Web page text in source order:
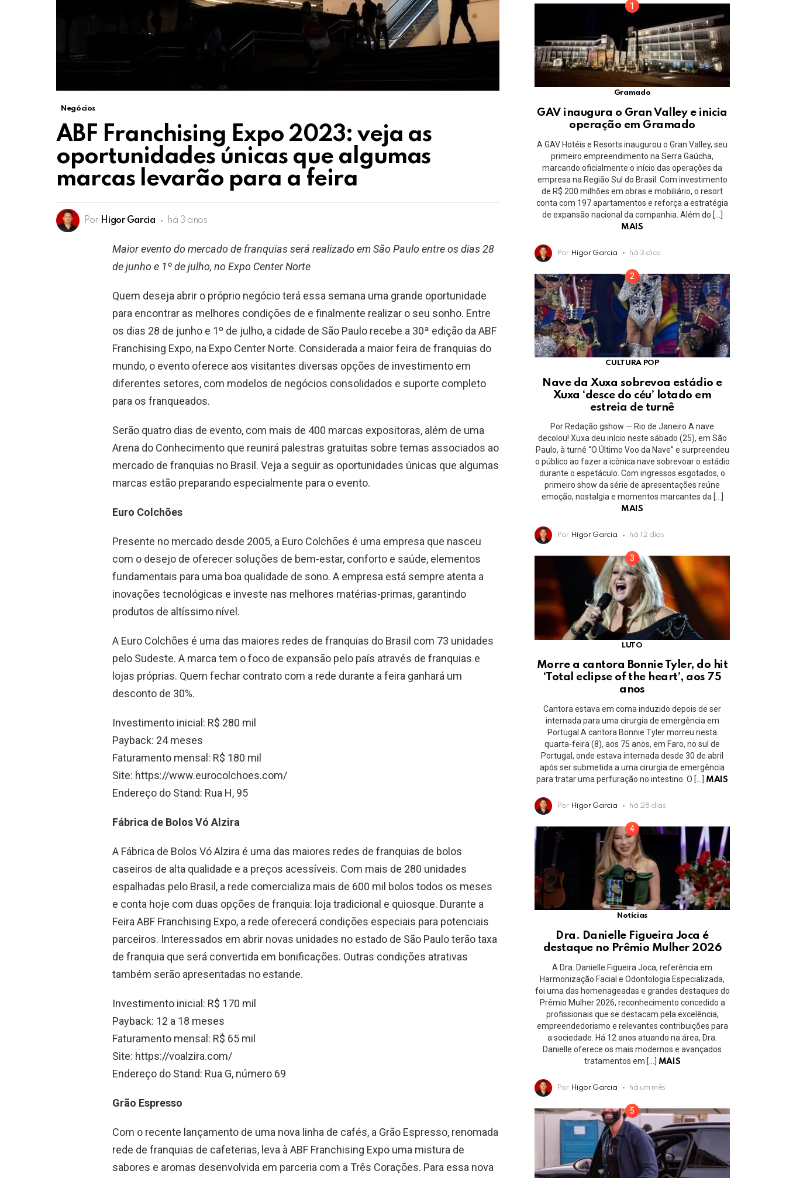
Negócios
ABF Franchising Expo 2023: veja as
oportunidades únicas que algumas
marcas levarão para a feira
Por Higor Garcia há 3 anos
Maior evento do mercado de franquias será realizado em São Paulo entre os dias 28
de junho e 1º de julho, no Expo Center Norte
Quem deseja abrir o próprio negócio terá essa semana uma grande oportunidade
para encontrar as melhores condições de e finalmente realizar o seu sonho. Entre
os dias 28 de junho e 1º de julho, a cidade de São Paulo recebe a 30ª edição da ABF
Franchising Expo, na Expo Center Norte. Considerada a maior feira de franquias do
mundo, o evento oferece aos visitantes diversas opções de investimento em
diferentes setores, com modelos de negócios consolidados e suporte completo
para os franqueados.
Serão quatro dias de evento, com mais de 400 marcas expositoras, além de uma
Arena do Conhecimento que reunirá palestras gratuitas sobre temas associados ao
mercado de franquias no Brasil. Veja a seguir as oportunidades únicas que algumas
marcas estão preparando especialmente para o evento.
Euro Colchões
Presente no mercado desde 2005, a Euro Colchões é uma empresa que nasceu
com o desejo de oferecer soluções de bem-estar, conforto e saúde, elementos
fundamentais para uma boa qualidade de sono. A empresa está sempre atenta a
inovações tecnológicas e investe nas melhores matérias-primas, garantindo
produtos de altíssimo nível.
A Euro Colchões é uma das maiores redes de franquias do Brasil com 73 unidades
pelo Sudeste. A marca tem o foco de expansão pelo país através de franquias e
lojas próprias. Quem fechar contrato com a rede durante a feira ganhará um
desconto de 30%.
Investimento inicial: R$ 280 mil
Payback: 24 meses
Faturamento mensal: R$ 180 mil
Site: https://www.eurocolchoes.com/
Endereço do Stand: Rua H, 95
Fábrica de Bolos Vó Alzira
A Fábrica de Bolos Vó Alzira é uma das maiores redes de franquias de bolos
caseiros de alta qualidade e a preços acessíveis. Com mais de 280 unidades
espalhadas pelo Brasil, a rede comercializa mais de 600 mil bolos todos os meses
e conta hoje com duas opções de franquia: loja tradicional e quiosque. Durante a
Feira ABF Franchising Expo, a rede oferecerá condições especiais para potenciais
parceiros. Interessados em abrir novas unidades no estado de São Paulo terão taxa
de franquia que será convertida em bonificações. Outras condições atrativas
também serão apresentadas no estande.
Investimento inicial: R$ 170 mil
Payback: 12 a 18 meses
Faturamento mensal: R$ 65 mil
Site: https://voalzira.com/
Endereço do Stand: Rua G, número 69
Grão Espresso
Com o recente lançamento de uma nova linha de cafés, a Grão Espresso, renomada
rede de franquias de cafeterias, leva à ABF Franchising Expo uma mistura de
sabores e aromas desenvolvida em parceria com a Três Corações. Para essa nova
Gramado
GAV inaugura o Gran Valley e inicia
operação em Gramado
A GAV Hotéis e Resorts inaugurou o Gran Valley, seu
primeiro empreendimento na Serra Gaúcha,
marcando oficialmente o início das operações da
empresa na Região Sul do Brasil. Com investimento
de R$ 200 milhões em obras e mobiliário, o resort
conta com 197 apartamentos e reforça a estratégia
de expansão nacional da companhia. Além do […]
MAIS
Por Higor Garcia há 3 dias
CULTURA POP
Nave da Xuxa sobrevoa estádio e
Xuxa ‘desce do céu’ lotado em
estreia de turnê
Por Redação gshow — Rio de Janeiro A nave
decolou! Xuxa deu início neste sábado (25), em São
Paulo, à turnê “O Último Voo da Nave” e surpreendeu
o público ao fazer a icônica nave sobrevoar o estádio
durante o espetáculo. Com ingressos esgotados, o
primeiro show da série de apresentações reúne
emoção, nostalgia e momentos marcantes da […]
MAIS
Por Higor Garcia há 12 dias
LUTO
Morre a cantora Bonnie Tyler, do hit
‘Total eclipse of the heart’, aos 75
anos
Cantora estava em coma induzido depois de ser
internada para uma cirurgia de emergência em
Portugal A cantora Bonnie Tyler morreu nesta
quarta-feira (8), aos 75 anos, em Faro, no sul de
Portugal, onde estava internada desde 30 de abril
após ser submetida a uma cirurgia de emergência
para tratar uma perfuração no intestino. O […]
MAIS
Por Higor Garcia há 28 dias
Notícias
Dra. Danielle Figueira Joca é
destaque no Prêmio Mulher 2026
A Dra. Danielle Figueira Joca, referência em
Harmonização Facial e Odontologia Especializada,
foi uma das homenageadas e grandes destaques do
Prêmio Mulher 2026, reconhecimento concedido a
profissionais que se destacam pela excelência,
empreendedorismo e relevantes contribuições para
a sociedade. Há 12 anos atuando na área, Dra.
Danielle oferece os mais modernos e avançados
tratamentos em […]
MAIS
Por Higor Garcia há um mês